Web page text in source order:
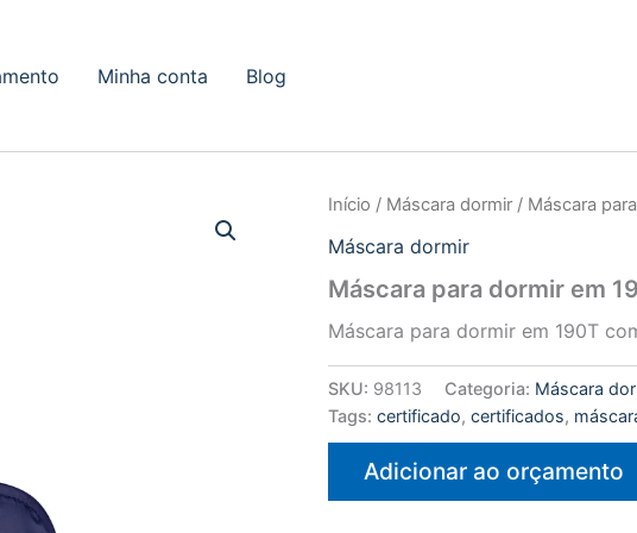
Minha conta Blog
Início / Máscara dormir / Máscara
Máscara dormir
Máscara para dormir em
Máscara para dormir em 190T
SKU: 98113 Categoria: Máscara
Tags:certificado,certificados,
Adicionar ao orçamento